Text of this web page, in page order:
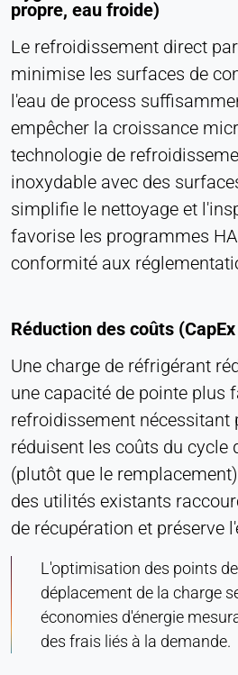
propre, eau froide)
Le refroidissement direct
minimise les surfaces de
l'eau de process
empêcher la croissance
technologie de
inoxydable avec des
simplifie le nettoyage et
favorise les programmes
conformité aux
Réduction des coûts
Une charge de réfrigérant
une capacité de pointe plus
refroidissement nécessitant
réduisent les coûts du cycle
(plutôt que le
des utilités existants
de récupération et préserve
L'optimisation des points
déplacement de la charge
économies d'énergie
des frais liés à la demande.
hjSession#, hjSessionUser#,
Provider:
Purpose:
Cookie duration:
Session - 1 an
MÉDIAS EXTERNES
données techniques peuvent
fournisseur.
Vimeo
Name:
vuid, player
Provider:
Vimeo, Inc.
Contenu vidéo intégré
Cookie duration:
Session - 2 ans